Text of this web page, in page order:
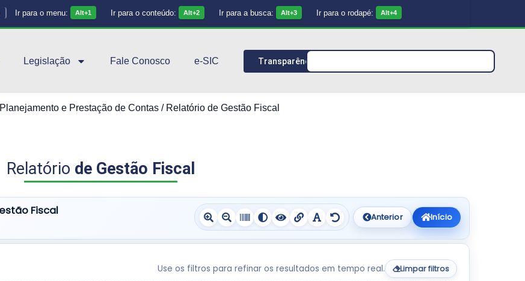
Ir para o menu: Alt+1 Ir para o conteúdo: Alt+2 Ir para a busca: Alt+3 Ir para o rodapé: Alt+4
Legislação Fale Conosco e-SIC Transparência
Planejamento e Prestação de Contas / Relatório de Gestão Fiscal
Relatório de Gestão Fiscal